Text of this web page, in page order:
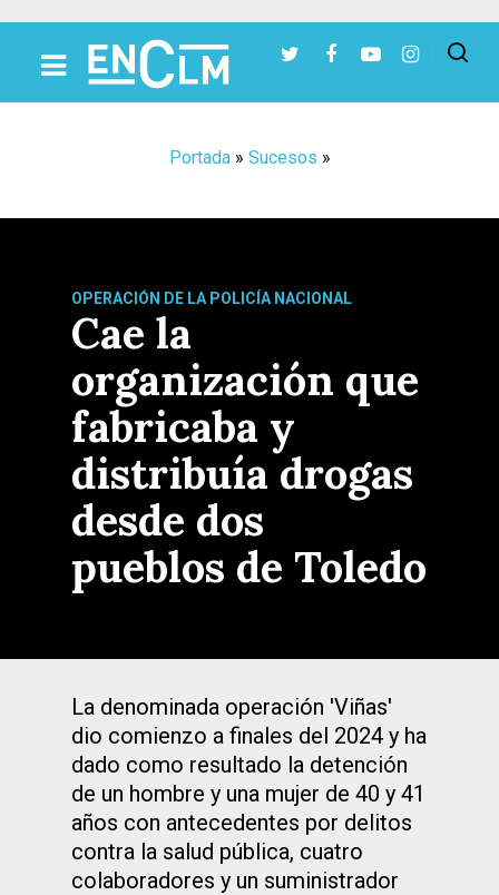
Portada» Sucesos »
OPERACIÓN DE LA POLICÍA NACIONAL
Cae la
organización que
fabricaba y
distribuía drogas
desde dos
pueblos de Toledo
La denominada operación 'Viñas'
dio comienzo a finales del 2024 y ha
dado como resultado la detención
de un hombre y una mujer de 40 y 41
años con antecedentes por delitos
contra la salud pública, cuatro
colaboradores y un suministrador